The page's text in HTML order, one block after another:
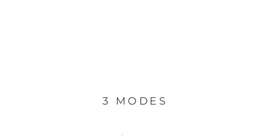
3 MODESLivraison estimée